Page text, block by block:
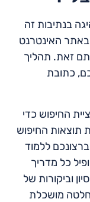
בנתיבות זה
האינטרנט
זאת. תהליך
כתובת
החיפוש כדי
תוצאות החיפוש
ללמוד
כל מדריך
וביקורות של
מושכלת